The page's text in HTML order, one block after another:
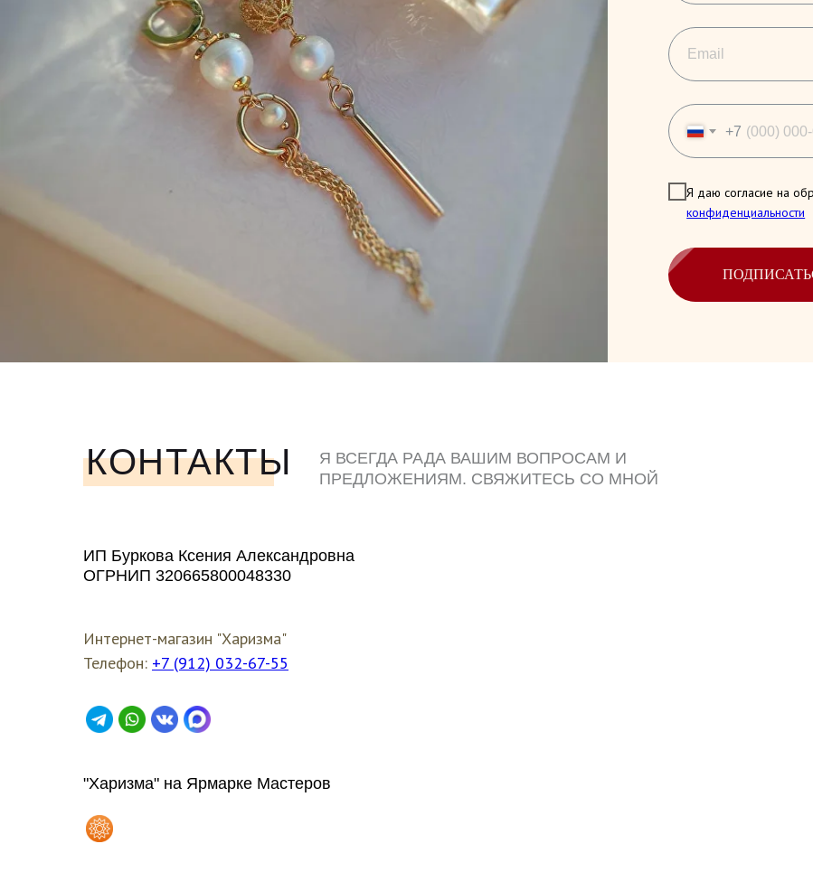
+7
Я даю согласие на
конфиденциальности
Я ВСЕГДА РАДА ВАШИМ ВОПРОСАМ И
ПРЕДЛОЖЕНИЯМ. СВЯЖИТЕСЬ СО МНОЙ
КОНТАКТЫ
ИП Буркова Ксения Александровна
ОГРНИП 320665800048330
Интернет-магазин "Харизма"
Телефон: +7 (912) 032-67-55
"Харизма" на Ярмарке Мастеров